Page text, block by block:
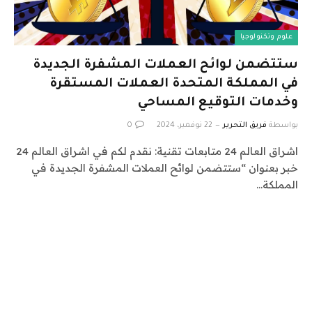
علوم وتكنولوجيا
ستتضمن لوائح العملات المشفرة الجديدة
في المملكة المتحدة العملات المستقرة
وخدمات التوقيع المساحي
بواسطة فريق التحرير 22 نوفمبر، 2024 0
اشراق العالم 24 متابعات تقنية: نقدم لكم في اشراق العالم 24
خبر بعنوان “ستتضمن لوائح العملات المشفرة الجديدة في
المملكة…